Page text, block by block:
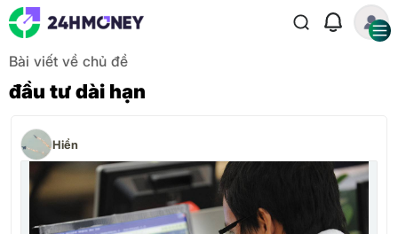
Bài viết về chủ đề
đầu tư dài hạn
Hiển